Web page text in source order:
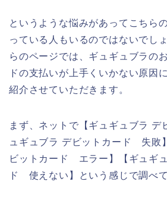
というような悩みがあってこちら
っている人もいるのではないでし
らのページでは、ギュギュブラの
ドの支払いが上手くいかない原因
紹介させていただきます。
まず、ネットで【ギュギュブラ デ
ュギュブラ デビットカード 失敗
ビットカード エラー】【ギュギ
ド 使えない】という感じで調べて